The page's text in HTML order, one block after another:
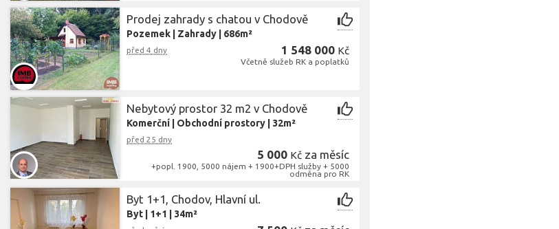
Prodej zahrady s chatou v Chodově
Pozemek Zahrady 686m²
před 4 dny 1 548 000 Kč
Včetně služeb RK a poplatků
Nebytový prostor 32 m2 v Chodově
Komerční | Obchodní prostory | 32m²
před 25 dny
5 000 Kč za měsíc
+popl. 1900, 5000 nájem + 1900+DPH služby + 5000
odměna pro RK
Byt 1+1, Chodov, Hlavní ul.
Byt | 1+1 | 34m²